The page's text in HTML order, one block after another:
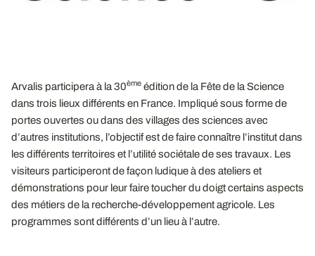
Arvalis participera à la 30ème édition de la Fête de la Science
dans trois lieux différents en France. Impliqué sous forme de
portes ouvertes ou dans des villages des sciences avec
d’autres institutions, l’objectif est de faire connaître l’institut dans
les différents territoires et l’utilité sociétale de ses travaux. Les
visiteurs participeront de façon ludique à des ateliers et
démonstrations pour leur faire toucher du doigt certains aspects
des métiers de la recherche-développement agricole. Les
programmes sont différents d’un lieu à l’autre.